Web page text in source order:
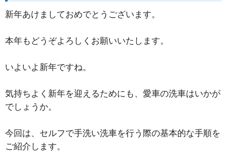
新年あけましておめでとうございます。
本年もどうぞよろしくお願いいたします。
いよいよ新年ですね。
気持ちよく新年を迎えるためにも、愛車の洗車はいかが
でしょうか。
今回は、セルフで手洗い洗車を行う際の基本的な手順を
ご紹介します。